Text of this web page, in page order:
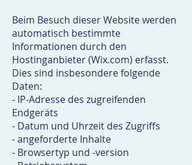
Beim Besuch dieser Website werden
automatisch bestimmte
Informationen durch den
Hostinganbieter (Wix.com) erfasst.
Dies sind insbesondere folgende
Daten:
- IP-Adresse des zugreifenden
Endgeräts
- Datum und Uhrzeit des Zugriffs
- angeforderte Inhalte
- Browsertyp und -version